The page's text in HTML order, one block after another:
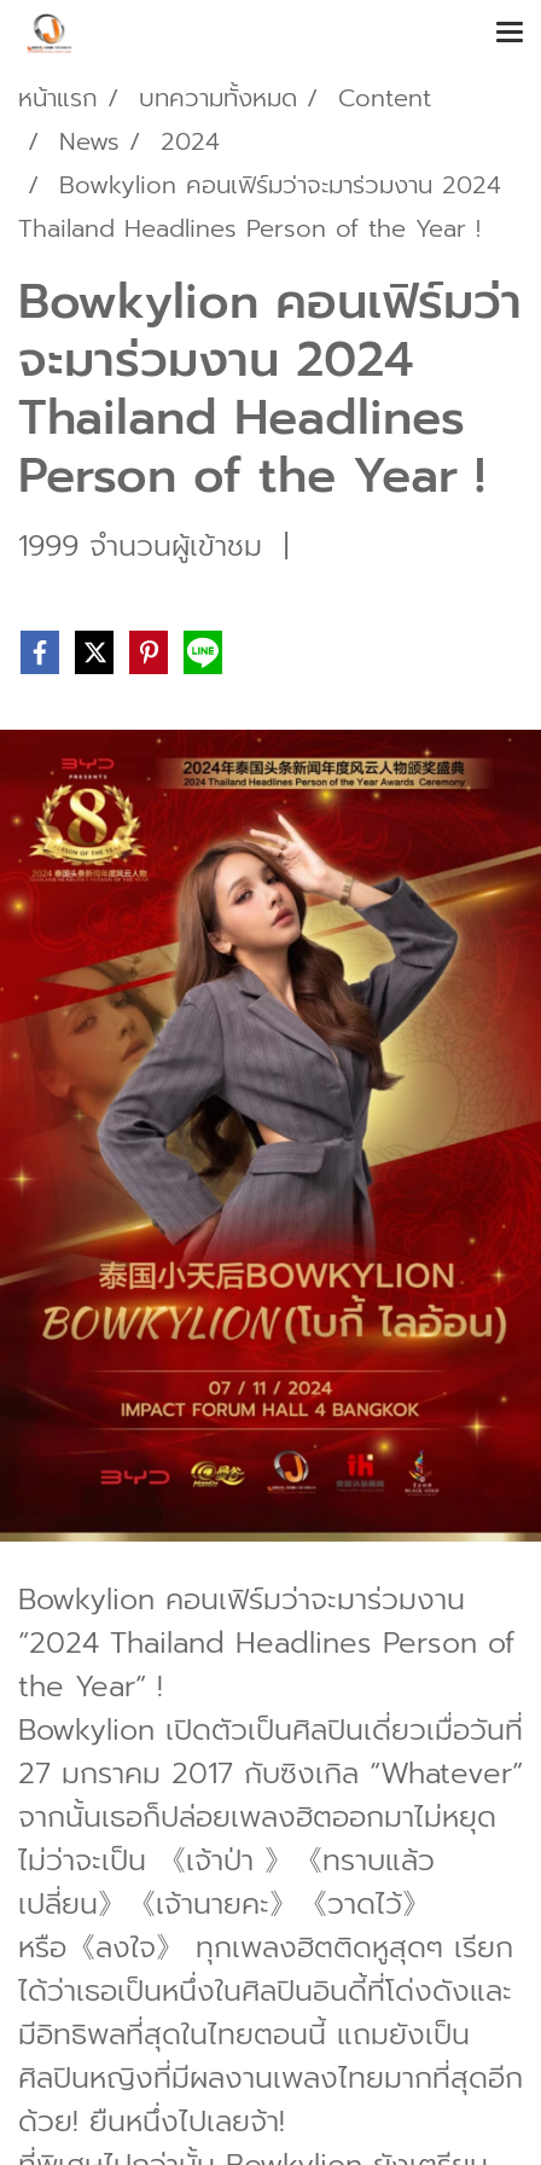
หน้าแรก บทความทั้งหมด
Content
News
2024
Bowkylion คอนเฟิร์มว่าจะมาร่วมงาน 2024
Thailand Headlines Person of the Year !
Bowkylion คอนเฟิร์มว่า
จะมาร่วมงาน 2024
Thailand Headlines
Person of the Year !
1999 จำนวนผู้เข้าชม |
Bowkylion คอนเฟิร์มว่าจะมาร่วมงาน
“2024 Thailand Headlines Person of
the Year” !
Bowkylion เปิดตัวเป็นศิลปินเดี่ยวเมื่อวันที่
27 มกราคม 2017 กับซิงเกิล “Whatever”
จากนั้นเธอก็ปล่อยเพลงฮิตออกมาไม่หยุด
ไม่ว่าจะเป็น 《เจ้าป่า 》《ทราบแล้ว
เปลี่ยน》《เจ้านายคะ》《วาดไว้》
หรือ《ลงใจ》 ทุกเพลงฮิตติดหูสุดๆ เรียก
ได้ว่าเธอเป็นหนึ่งในศิลปินอินดี้ที่โด่งดังและ
มีอิทธิพลที่สุดในไทยตอนนี้ แถมยังเป็น
ศิลปินหญิงที่มีผลงานเพลงไทยมากที่สุดอีก
ด้วย! ยืนหนึ่งไปเลยจ้า!